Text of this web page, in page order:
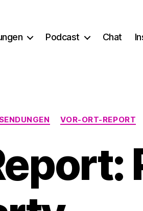
Podcast Chat
Kategorien VOR-ORT-REPORT